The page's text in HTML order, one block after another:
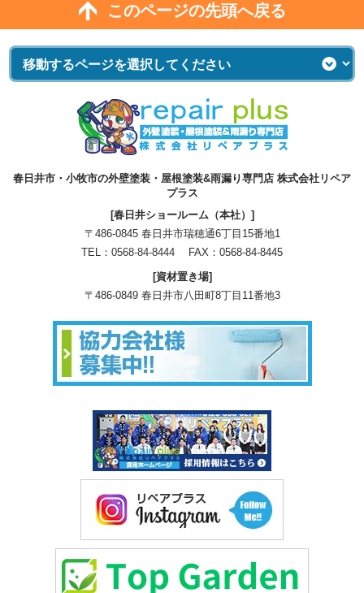
このページの先頭へ戻る
春日井市・小牧市の外壁塗装・屋根塗装&雨漏り専門店 株式会社リペア
プラス
[春日井ショールーム（本社）]
〒486-0845 春日井市瑞穂通6丁目15番地1
TEL： 0568-84-8444 FAX：0568-84-8445
[資材置き場]
〒486-0849 春日井市八田町8丁目11番地3